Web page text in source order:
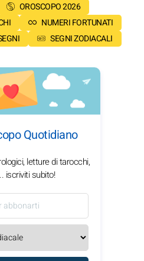
OROSCOPO 2026
NUMERI FORTUNATI
SEGNI ZODIACALI
Quotidiano
letture di tarocchi,
iscriviti subito!